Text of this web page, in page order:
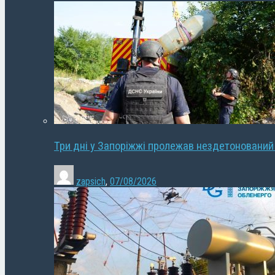
Три дні у Запоріжжі пролежав
zapsich, 07/08/2026